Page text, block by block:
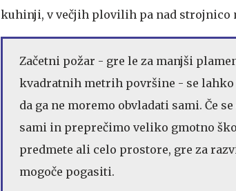
kuhinji, v večjih plovilih pa nad strojnico
Začetni požar - gre le za manjši
kvadratnih metrih površine - se
da ga ne moremo obvladati sami. Če
sami in preprečimo veliko gmotno
predmete ali celo prostore, gre za
mogoče pogasiti.